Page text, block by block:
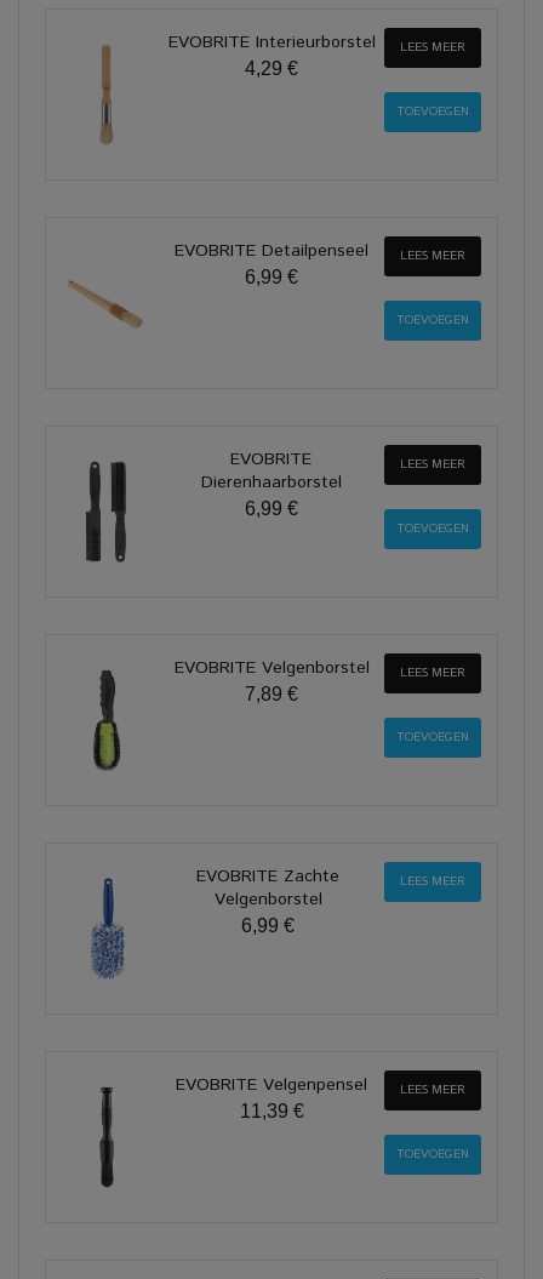
EVOBRITE Interieurborstel
4,29 €
LEES MEER
EVOBRITE Detailpenseel
6,99 €
LEES MEER
EVOBRITE
Dierenhaarborstel
6,99 €
LEES MEER
EVOBRITE Velgenborstel
7,89 €
LEES MEER
EVOBRITE Zachte
Velgenborstel
6,99 €
LEES MEER
EVOBRITE Velgenpensel
11,39 €
LEES MEER